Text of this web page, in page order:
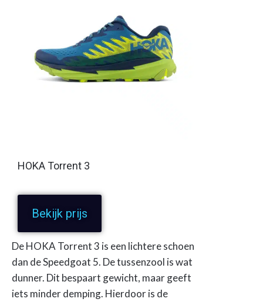
HOKA Torrent 3
Bekijk prijs
De HOKA Torrent 3 is een lichtere schoen
dan de Speedgoat 5. De tussenzool is wat
dunner. Dit bespaart gewicht, maar geeft
iets minder demping. Hierdoor is de